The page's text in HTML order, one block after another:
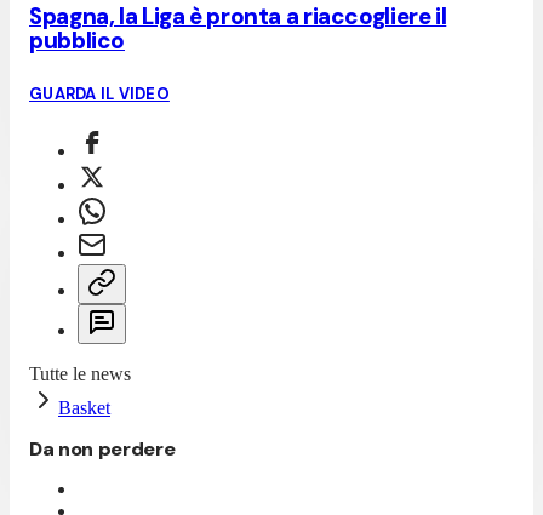
Spagna, la Liga è pronta a riaccogliere il
pubblico
GUARDA IL VIDEO
Tutte le news
Basket
Da non perdere